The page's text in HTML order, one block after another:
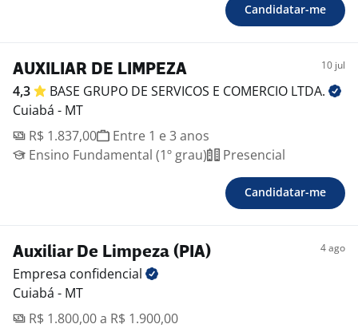
Candidatar-me
AUXILIAR DE LIMPEZA 10 jul
4,3 BASE GRUPO DE SERVICOS E COMERCIO LTDA.
Cuiabá - MT
R$ 1.837,00
Entre 1 e 3 anos
Ensino Fundamental (1º grau)
Presencial
Candidatar-me
Auxiliar De Limpeza (PIA) 4 ago
Empresa confidencial
Cuiabá - MT
R$ 1.800,00 a R$ 1.900,00